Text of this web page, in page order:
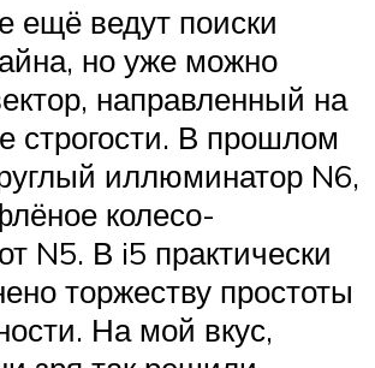
ещё ведут поиски
но уже можно
направленный на
строгости. В прошлом
иллюминатор N6,
колесо-
N5. В i5 практически
торжеству простоты
На мой вкус,